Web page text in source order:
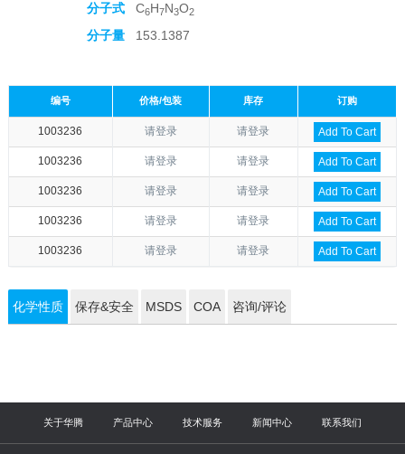
分子式
C6H7N3O2
分子量 153.1387
编号 价格/包装 库存 订购
1003236 请登录 请登录 Add To Cart
1003236 请登录 请登录 Add To Cart
1003236 请登录 请登录 Add To Cart
1003236 请登录 请登录 Add To Cart
1003236 请登录 请登录 Add To Cart
化学性质 保存&安全 MSDS COA 咨询/评论
关于华腾 产品中心 技术服务 新闻中心 联系我们